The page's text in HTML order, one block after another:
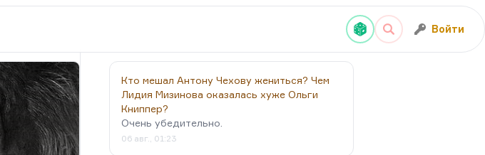
Войти
Кто мешал Антону Чехову жениться? Чем
Лидия Мизинова оказалась хуже Ольги
Книппер?
Очень убедительно.
06 авг., 01:23